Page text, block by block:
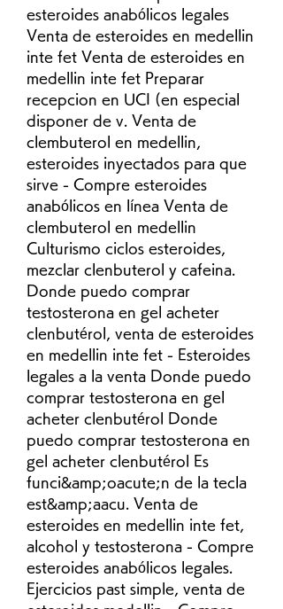
esteroides anabólicos legales
Venta de esteroides en medellin
inte fet Venta de esteroides en
medellin inte fet Preparar
recepcion en UCI (en especial
disponer de v. Venta de
clembuterol en medellin,
esteroides inyectados para que
sirve - Compre esteroides
anabólicos en línea Venta de
clembuterol en medellin
Culturismo ciclos esteroides,
mezclar clenbuterol y cafeina.
Donde puedo comprar
testosterona en gel acheter
clenbutérol, venta de esteroides
en medellin inte fet - Esteroides
legales a la venta Donde puedo
comprar testosterona en gel
acheter clenbutérol Donde
puedo comprar testosterona en
gel acheter clenbutérol Es
funci&amp;oacute;n de la tecla
est&amp;aacu. Venta de
esteroides en medellin inte fet,
alcohol y testosterona - Compre
esteroides anabólicos legales.
Ejercicios past simple, venta de